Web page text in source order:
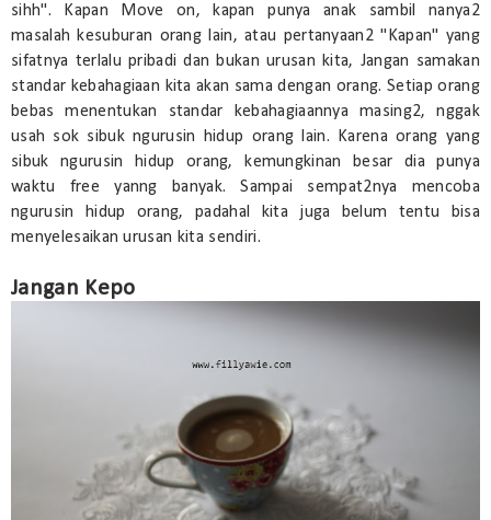
sihh". Kapan Move on, kapan punya anak sambil nanya2
masalah kesuburan orang lain, atau pertanyaan2 "Kapan" yang
sifatnya terlalu pribadi dan bukan urusan kita, Jangan samakan
standar kebahagiaan kita akan sama dengan orang. Setiap orang
bebas menentukan standar kebahagiaannya masing2, nggak
usah sok sibuk ngurusin hidup orang lain. Karena orang yang
sibuk ngurusin hidup orang, kemungkinan besar dia punya
waktu free yanng banyak. Sampai sempat2nya mencoba
ngurusin hidup orang, padahal kita juga belum tentu bisa
menyelesaikan urusan kita sendiri.
Jangan Kepo